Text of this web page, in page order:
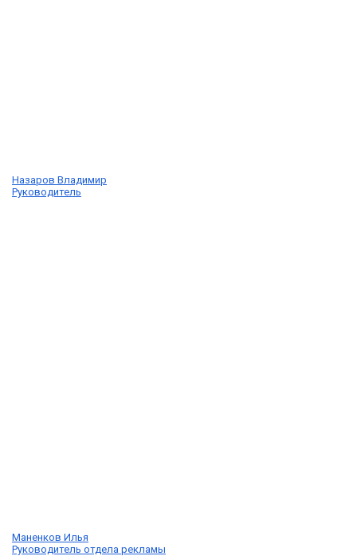
Назаров Владимир
Руководитель
Маненков Илья
Руководитель отдела рекламы